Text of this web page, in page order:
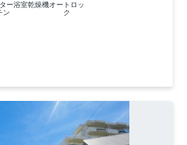
ー
ン
浴室乾燥機オートロッ
ク